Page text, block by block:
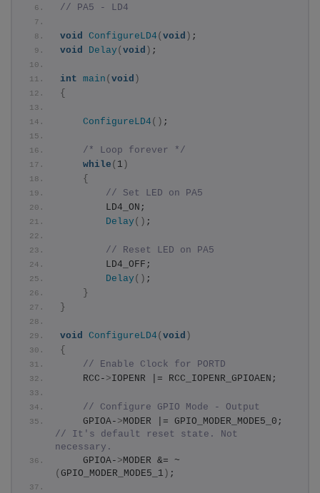
// PA5 - LD4
void ConfigureLD4 ( void ) ;
void
Delay ( void ) ;
int main ( void )
{
ConfigureLD4 () ;
/* Loop forever */
while ( 1 )
{
// Set LED on PA5
        LD4_ON;
Delay () ;
// Reset LED on PA5
        LD4_OFF;
Delay () ;
}
}
void ConfigureLD4 ( void )
{
// Enable Clock for PORTD
    RCC-
>IOPENR |= RCC_IOPENR_GPIOAEN;
// Configure GPIO Mode - Output
    GPIOA-
>
// It's default reset state. Not
necessary.
    GPIOA-
> MODER &= ~
( GPIO_MODER_MODE5_1 ) ;